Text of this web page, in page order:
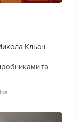
Кльоц
та